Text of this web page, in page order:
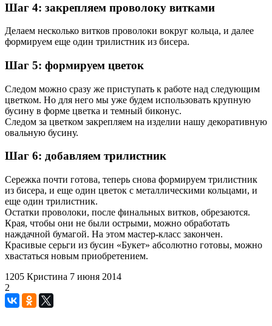
Шаг 4: закрепляем проволоку витками
Делаем несколько витков проволоки вокруг кольца, и далее
формируем еще один трилистник из бисера.
Шаг 5: формируем цветок
Следом можно сразу же приступать к работе над следующим
цветком. Но для него мы уже будем использовать крупную
бусину в форме цветка и темный биконус.
Следом за цветком закрепляем на изделии нашу декоративную
овальную бусину.
Шаг 6: добавляем трилистник
Сережка почти готова, теперь снова формируем трилистник
из бисера, и еще один цветок с металлическими кольцами, и
еще один трилистник.
Остатки проволоки, после финальных витков, обрезаются.
Края, чтобы они не были острыми, можно обработать
наждачной бумагой. На этом мастер-класс закончен.
Красивые серьги из бусин «Букет» абсолютно готовы, можно
хвастаться новым приобретением.
1205 Кристина 7 июня 2014
2